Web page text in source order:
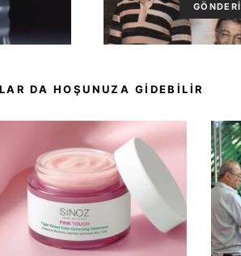
DA HOŞUNUZA GIDEBILIR